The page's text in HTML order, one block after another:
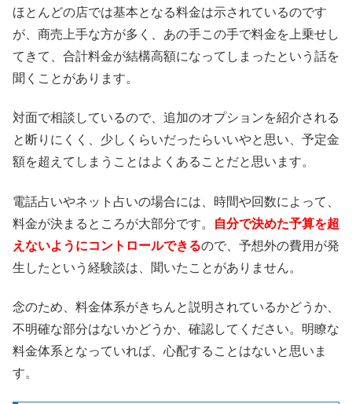
ほとんどの店では基本となる料金は示されているのです
が、商売上手な方が多く、あの手この手で料金を上乗せし
てきて、合計料金が結構高額になってしまったという話を
聞くことがあります。
対面で相談しているので、追加のオプションを紹介される
と断りにくく、少しくらいだったらいいやと思い、予定金
額を超えてしまうことはよくあることだと思います。
電話占いやネット占いの場合には、時間や回数によって、
料金が決まるところが大部分です。
自分で決めた予算を超
えないようにコントロールできるので、予想外の費用が発
生したという経験談は、聞いたことがありません。
念のため、料金体系がきちんと説明されているかどうか、
不明確な部分はないかどうか、確認してください。明瞭な
料金体系となっていれば、心配することはないと思いま
す。